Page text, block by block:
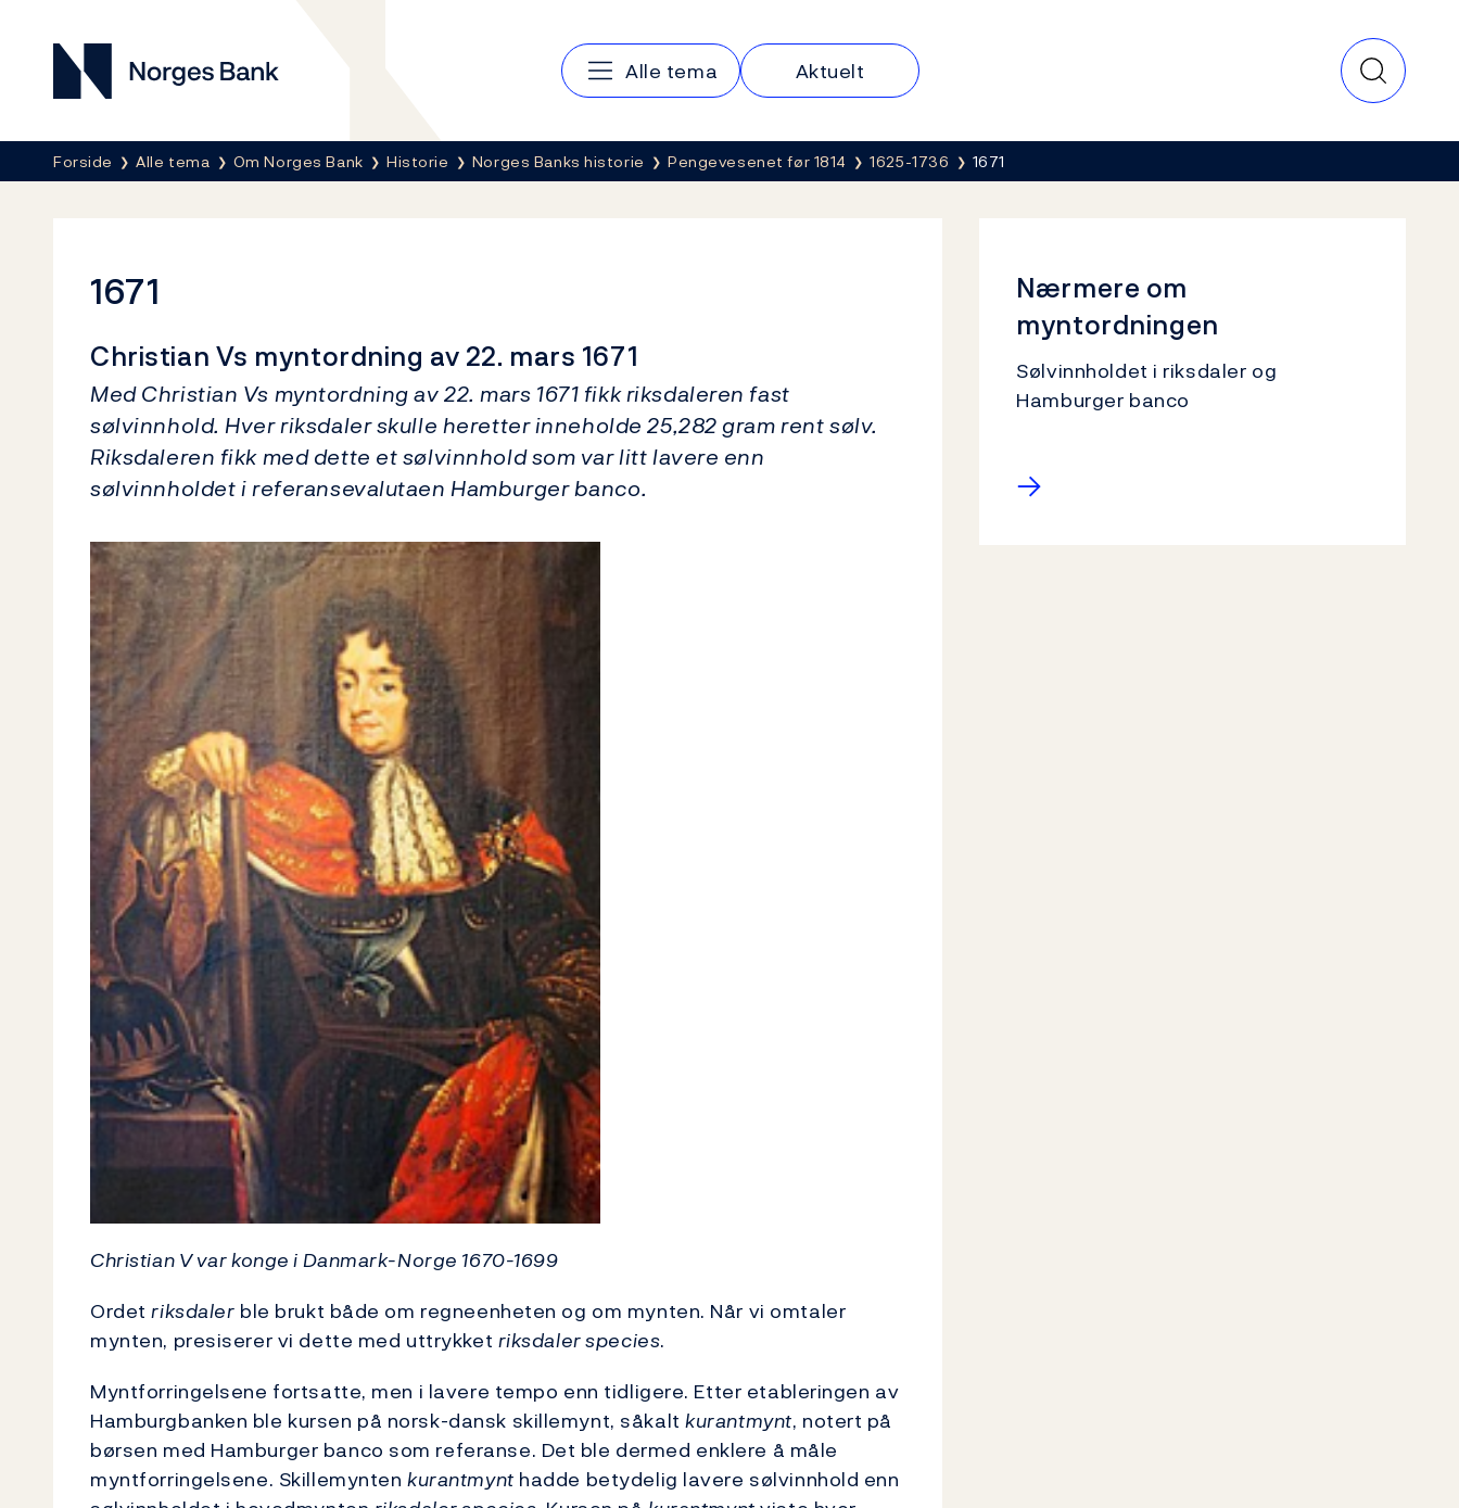
Norges Bank
Hovedmeny
Alle tema Aktuelt
Her er du nå:
Forside Alle tema Om Norges Bank Historie Norges Banks historie Pengevesenet før 1814 1625-1736 1671
1671
Christian Vs myntordning av 22. mars 1671
Med Christian Vs myntordning av 22. mars 1671 fikk riksdaleren fast
sølvinnhold. Hver riksdaler skulle heretter inneholde 25,282 gram rent sølv.
Riksdaleren fikk med dette et sølvinnhold som var litt lavere enn
sølvinnholdet i referansevalutaen Hamburger banco.
Christian V var konge i Danmark-Norge 1670-1699
Ordetriksdaler ble brukt både om regneenheten og om mynten. Når vi omtaler
mynten, presiserer vi dette med uttrykket riksdaler species.
Myntforringelsene fortsatte, men i lavere tempo enn tidligere. Etter etableringen av
Hamburgbanken ble kursen på norsk-dansk skillemynt, såkaltkurantmynt, notert på
børsen med Hamburger banco som referanse. Det ble dermed enklere å måle
myntforringelsene. Skillemynten kurantmynt hadde betydelig lavere sølvinnhold enn
Nærmere om
myntordningen
Sølvinnholdet i riksdaler og
Hamburger banco
→